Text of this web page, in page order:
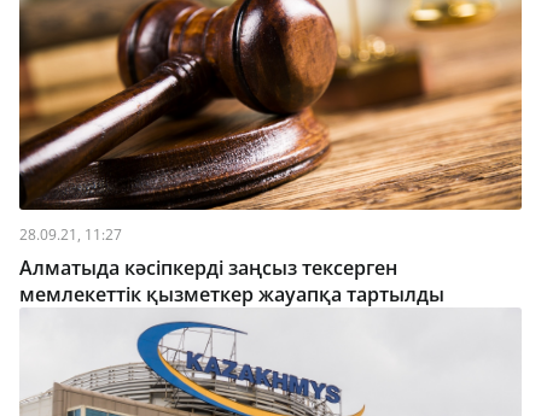
28.09.21, 11:27
Алматыда кәсіпкерді заңсыз тексерген
мемлекеттік қызметкер жауапқа тартылды